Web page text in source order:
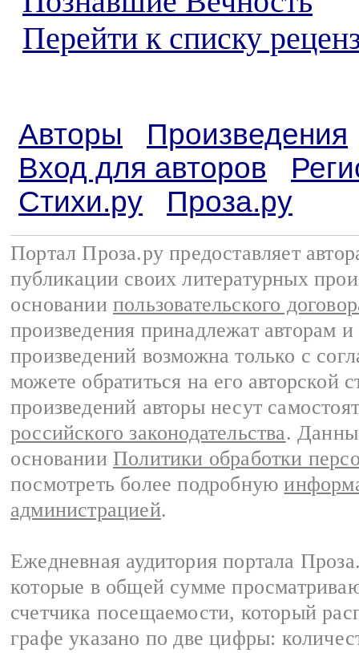
Перейти к списку
Авторы
Произведения
Вход для авторов
Стихи.ру
Проза.ру
Портал Проза.ру предоставляет
публикации своих литературных
основании пользовательского
произведения принадлежат авторам
произведений возможна только с
можете обратиться на его авторской
произведений авторы несут
российского законодательства.
основании Политики обработки
посмотреть более подробную
администрацией.
Ежедневная аудитория портала
которые в общей сумме
счетчика посещаемости, который
графе указано по две цифры: